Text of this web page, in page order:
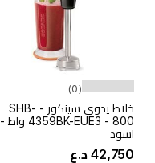
(0)
خلاط يدوي سينكور - SHB-
4359BK-EUE3 - 800 واط -
اسود
42,750 د.ع